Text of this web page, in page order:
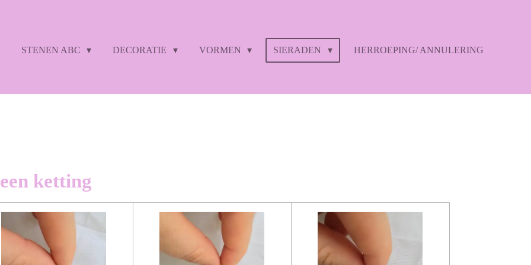
STENEN ABC DECORATIE VORMEN SIERADEN HERROEPING/ ANNULERING
ketting